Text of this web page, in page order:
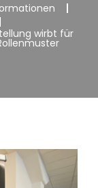
wirbt für